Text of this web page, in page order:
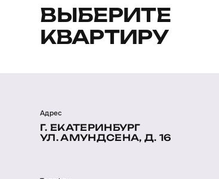
ВЫБЕРИТЕ
КВАРТИРУ
Адрес
Г. ЕКАТЕРИНБУРГ
УЛ. АМУНДСЕНА, Д. 16